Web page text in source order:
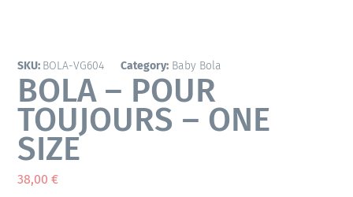
SKU: BOLA-VG604 Category: Baby Bola
BOLA – POUR
TOUJOURS – ONE
SIZE
38,00€